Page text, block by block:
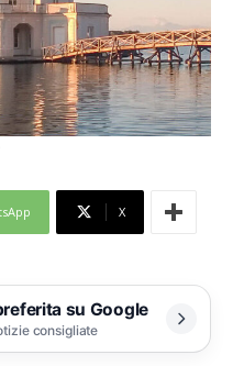
X
su Google
consigliate